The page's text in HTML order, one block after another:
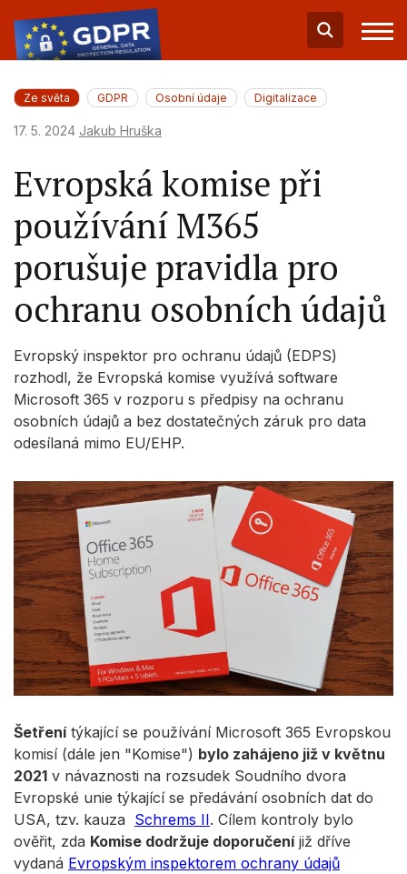
Ze světa GDPR Osobní údaje Digitalizace
17. 5. 2024 Jakub Hruška
Evropská komise při
používání M365
porušuje pravidla pro
ochranu osobních údajů
Evropský inspektor pro ochranu údajů (EDPS)
rozhodl, že Evropská komise využívá software
Microsoft 365 v rozporu s předpisy na ochranu
osobních údajů a bez dostatečných záruk pro data
odesílaná mimo EU/EHP.
Šetřenítýkající se používání Microsoft 365 Evropskou
komisí (dále jen "Komise") bylo zahájeno již v květnu
2021 v návaznosti na rozsudek Soudního dvora
Evropské unie týkající se předávání osobních dat do
USA, tzv. kauza Schrems II. Cílem kontroly bylo
ověřit, zda Komise dodržuje doporučeníjiž dříve
vydaná Evropským inspektorem ochrany údajů